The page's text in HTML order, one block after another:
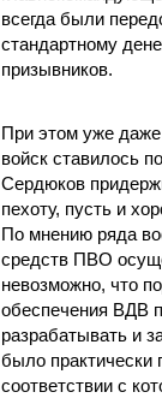
всегда были
стандартному
призывников.
При этом уже даже
войск ставилось
Сердюков
пехоту, пусть и
По мнению ряда
средств ПВО
невозможно, что
обеспечения ВДВ
разрабатывать и
было практически
соответствии с